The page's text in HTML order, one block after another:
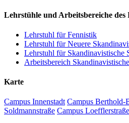
Lehrstühle und Arbeitsbereiche des
Lehrstuhl für Fennistik
Lehrstuhl für Neuere
Lehrstuhl für Skandinavistische
Arbeitsbereich
Karte
Campus Innenstadt Campus Berthold-
Soldmannstraße Campus Loefflerstraße